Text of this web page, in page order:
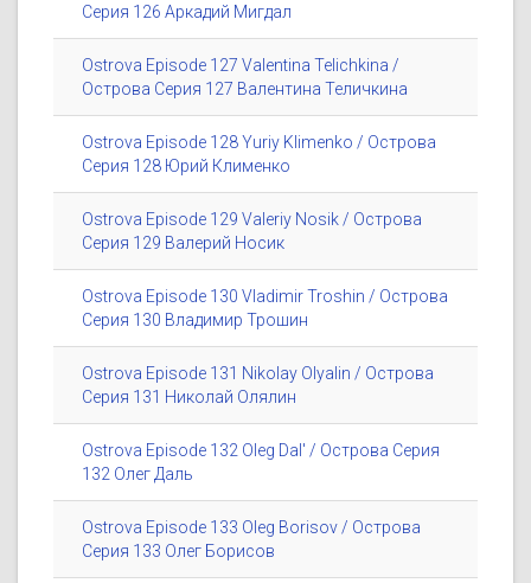
Серия 126 Аркадий Мигдал
Ostrova Episode 127 Valentina Telichkina /
Острова Серия 127 Валентина Теличкина
Ostrova Episode 128 Yuriy Klimenko / Острова
Серия 128 Юрий Клименко
Ostrova Episode 129 Valeriy Nosik / Острова
Серия 129 Валерий Носик
Ostrova Episode 130 Vladimir Troshin / Острова
Серия 130 Владимир Трошин
Ostrova Episode 131 Nikolay Olyalin / Острова
Серия 131 Николай Олялин
Ostrova Episode 132 Oleg Dal' / Острова Серия
132 Олег Даль
Ostrova Episode 133 Oleg Borisov / Острова
Серия 133 Олег Борисов